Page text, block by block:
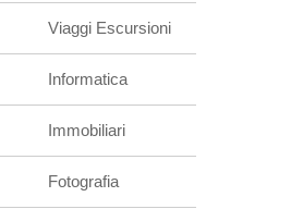
Viaggi Escursioni
Informatica
Immobiliari
Fotografia